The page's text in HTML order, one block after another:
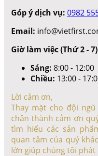
Góp ý dịch vụ: 0982
Email:
Giờ làm việc (Thứ 2 -
Sáng: 8:00 - 12:00
Chiều: 13:00 -
Lời cảm ơn,
Thay mặt cho đội
chân thành cảm ơn
tìm hiểu các sản
quan tâm của quý
lớn giúp chúng tôi